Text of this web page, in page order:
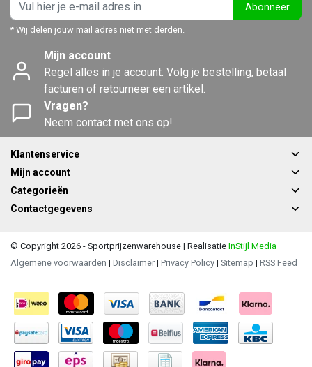
Abonneer
* Wij delen jouw mail adres niet met derden.
Mijn account
Regel alles in je account. Volg je bestelling, betaal
facturen of retourneer een artikel.
Vragen?
Neem contact met ons op!
Klantenservice
Mijn account
Categorieën
Contactgegevens
© Copyright 2026 - Sportprijzenwarehouse | Realisatie InStijl Media
Algemene voorwaarden | Disclaimer | Privacy Policy | Sitemap | RSS Feed